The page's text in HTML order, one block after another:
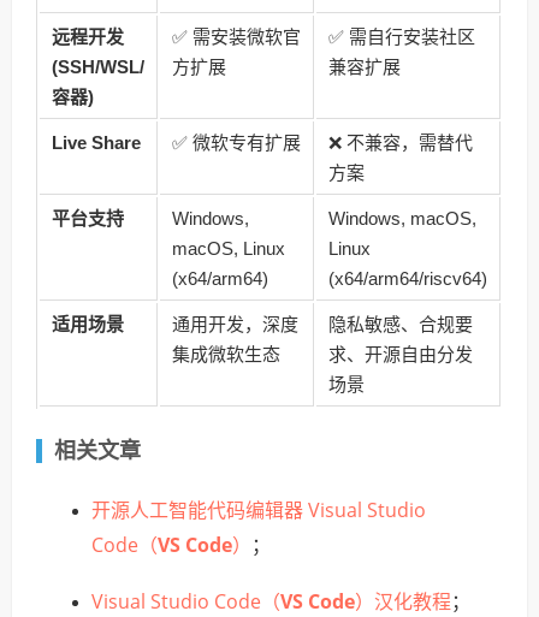
远程开发
(SSH/WSL/
容器)
✅ 需安装微软官
方扩展
✅ 需自行安装社区
兼容扩展
Live Share ✅ 微软专有扩展
❌ 不兼容，需替代
方案
平台支持
Windows,
macOS, Linux
(x64/arm64)
Windows, macOS,
Linux
(x64/arm64/riscv64)
适用场景
通用开发，深度
集成微软生态
隐私敏感、合规要
求、开源自由分发
场景
相关文章
开源人工智能代码编辑器 Visual Studio
Code（VS Code） ；
Visual Studio Code（VS Code）汉化教程 ；